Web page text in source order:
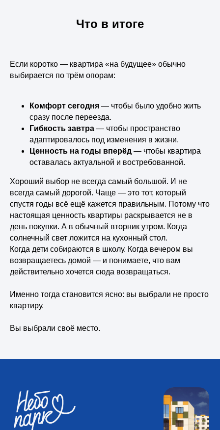
Что в итоге
Если коротко — квартира «на будущее» обычно
выбирается по трём опорам:
Комфорт сегодня — чтобы было удобно жить
сразу после переезда.
Гибкость завтра — чтобы пространство
адаптировалось под изменения в жизни.
Ценность на годы вперёд — чтобы квартира
оставалась актуальной и востребованной.
Хороший выбор не всегда самый большой. И не
всегда самый дорогой. Чаще — это тот, который
спустя годы всё ещё кажется правильным. Потому что
настоящая ценность квартиры раскрывается не в
день покупки. А в обычный вторник утром. Когда
солнечный свет ложится на кухонный стол.
Когда дети собираются в школу. Когда вечером вы
возвращаетесь домой — и понимаете, что вам
действительно хочется сюда возвращаться.
Именно тогда становится ясно: вы выбрали не просто
квартиру.
Вы выбрали своё место.